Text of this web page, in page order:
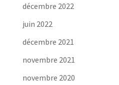
décembre 2022
juin 2022
décembre 2021
novembre 2021
novembre 2020